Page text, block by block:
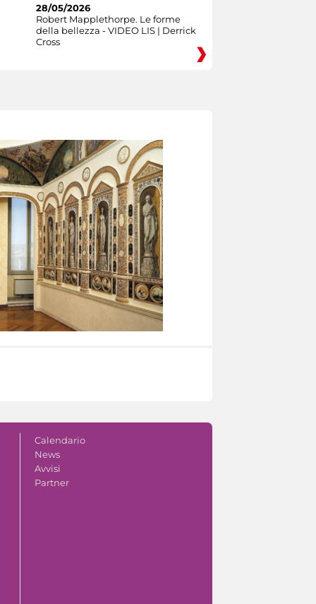
28/05/2026
Robert Mapplethorpe. Le forme
della bellezza - VIDEO LIS | Derrick
Cross
Calendario
News
Avvisi
Partner